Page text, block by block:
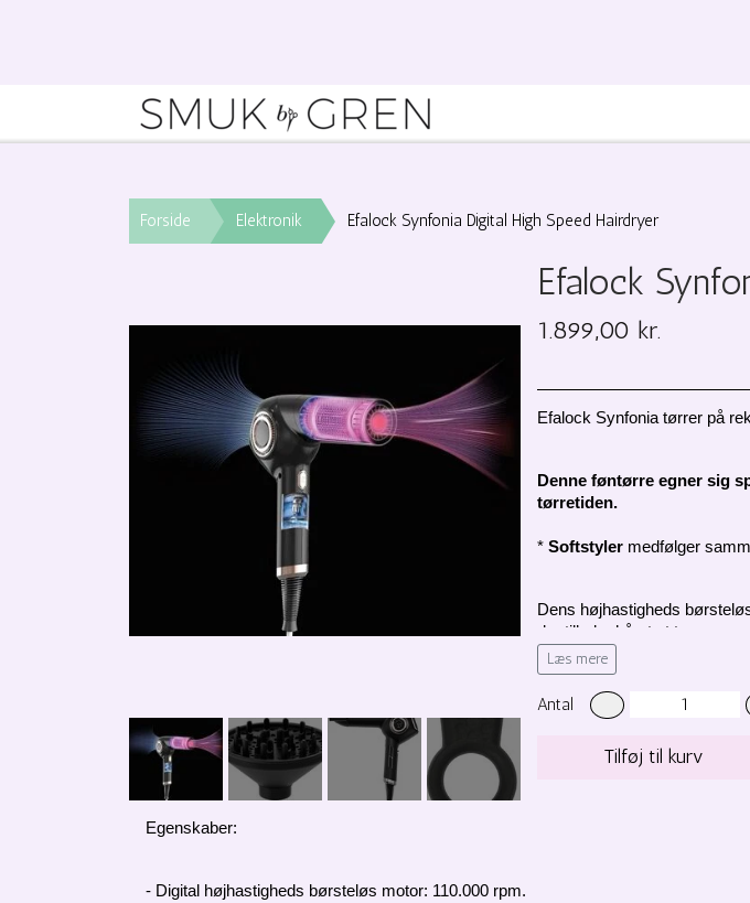
Forside Elektronik Efalock Synfonia Digital High Speed Hairdryer
Efalock
1.899,00 kr.
Efalock Synfonia tørrer på
Denne føntørre egner sig
tørretiden.
* Softstyler medfølger
Dens højhastigheds
der tillader håret at tørre
Hvert hår er individuelt og
blæser niveauer kan den
Læs mere
Antal
Tilføj til kurv
Egenskaber:
- Digital højhastigheds børsteløs motor: 110.000 rpm.